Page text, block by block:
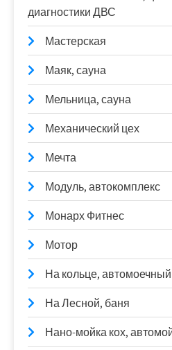
диагностики ДВС
Мастерская
Маяк, сауна
Мельница, сауна
Механический цех
Мечта
Модуль, автокомплекс
Монарх Фитнес
Мотор
На кольце,
На Лесной, баня
Нано-мойка кох,